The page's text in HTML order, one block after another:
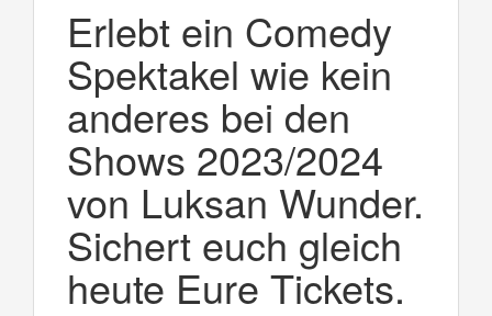
Erlebt ein Comedy
Spektakel wie kein
anderes bei den
Shows 2023/2024
von Luksan Wunder.
Sichert euch gleich
heute Eure Tickets.